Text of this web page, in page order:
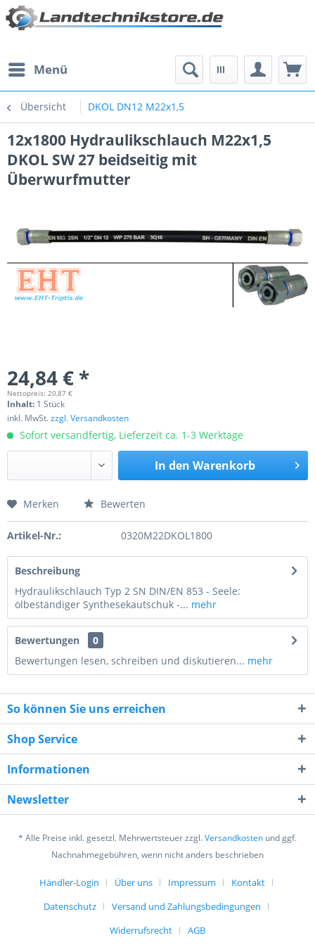
Menü
Übersicht DKOL DN12 M22x1,5
12x1800 Hydraulikschlauch M22x1,5
DKOL SW 27 beidseitig mit
Überwurfmutter
24,84 € *
Nettopreis: 20,87 €
Inhalt: 1 Stück
inkl. MwSt.zzgl. Versandkosten
Sofort versandfertig, Lieferzeit ca. 1-3 Werktage
In den Warenkorb
Preis anfragen
9 + 4 = ?
Ich habe dieDatenschutzerklärunggelesen,
verstanden und stimme zu. *
Merken Bewerten
Artikel-Nr.: 0320M22DKOL1800
Beschreibung
Hydraulikschlauch Typ 2 SN DIN/EN 853 - Seele:
ölbeständiger Synthesekautschuk -... mehr
Bewertungen
0
Bewertungen lesen, schreiben und diskutieren... mehr
So können Sie uns erreichen
Shop Service
Informationen
Newsletter
* Alle Preise inkl. gesetzl. Mehrwertsteuer zzgl.Versandkosten und ggf.
Nachnahmegebühren, wenn nicht anders beschrieben
Händler-Login Über uns Impressum
Kontakt
Datenschutz
Versand und Zahlungsbedingungen
Widerrufsrecht
AGB